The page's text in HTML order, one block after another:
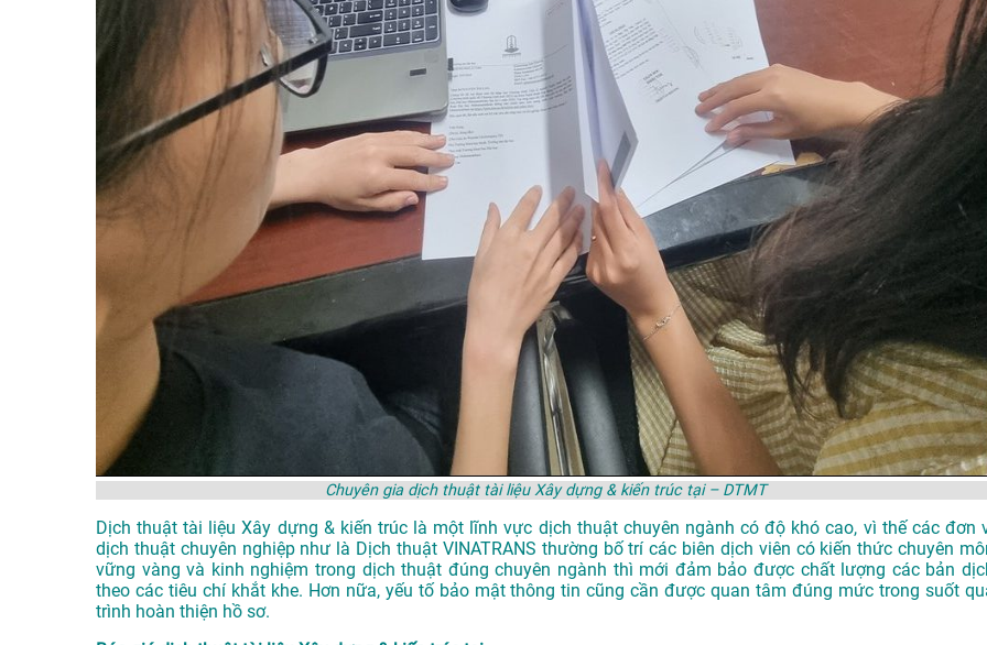
Chuyên gia dịch thuật tài liệu Xây dựng & kiến trúc tại – DTMT
Dịch thuật tài liệu Xây dựng & kiến trúc là một lĩnh vực dịch thuật chuyên ngành có độ khó cao, vì thế các đơn
dịch thuật chuyên nghiệp như là Dịch thuật VINATRANS thường bố trí các biên dịch viên có kiến thức chuyên
vững vàng và kinh nghiệm trong dịch thuật đúng chuyên ngành thì mới đảm bảo được chất lượng các bản
theo các tiêu chí khắt khe. Hơn nữa, yếu tố bảo mật thông tin cũng cần được quan tâm đúng mức trong suốt
trình hoàn thiện hồ sơ.